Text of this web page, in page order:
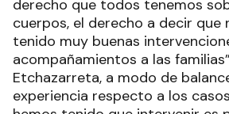
derecho que todos tenemos
cuerpos, el derecho a decir que
tenido muy buenas
acompañamientos a las
Etchazarreta, a modo de
experiencia respecto a los